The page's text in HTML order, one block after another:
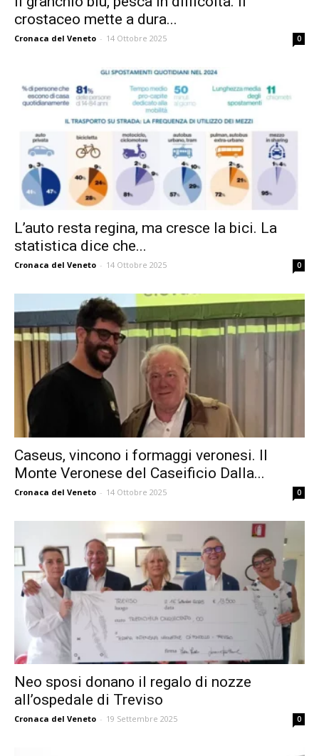
crostaceo mette a dura...
Cronaca del Veneto - 14 Ottobre 2025 0
L’auto resta regina, ma cresce la bici. La
statistica dice che...
Cronaca del Veneto - 14 Ottobre 2025 0
Caseus, vincono i formaggi veronesi. Il
Monte Veronese del Caseificio Dalla...
Cronaca del Veneto - 14 Ottobre 2025 0
Neo sposi donano il regalo di nozze
all’ospedale di Treviso
Cronaca del Veneto - 19 Settembre 2025 0